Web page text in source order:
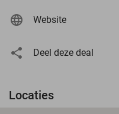
Website
Deel deze deal
Locaties